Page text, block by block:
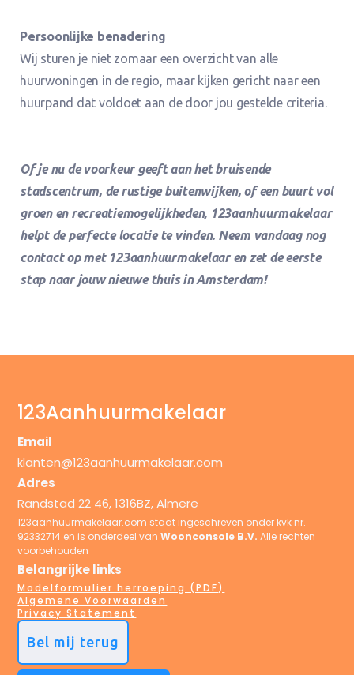
Persoonlijke benadering
Wij sturen je niet zomaar een overzicht van alle
huurwoningen in de regio, maar kijken gericht naar een
huurpand dat voldoet aan de door jou gestelde criteria.
Of je nu de voorkeur geeft aan het bruisende
stadscentrum, de rustige buitenwijken, of een buurt vol
groen en recreatiemogelijkheden, 123aanhuurmakelaar
helpt de perfecte locatie te vinden. Neem vandaag nog
contact op met 123aanhuurmakelaar en zet de eerste
stap naar jouw nieuwe thuis in Amsterdam!
123Aanhuurmakelaar
Email
klanten@123aanhuurmakelaar.com
Adres
Randstad 22 46, 1316BZ, Almere
123aanhuurmakelaar.com staat ingeschreven onder kvk nr.
92332714 en is onderdeel vanWoonconsole B.V. Alle rechten
voorbehouden
Belangrijke links
Modelformulier herroeping (PDF)
Algemene Voorwaarden
Privacy Statement
Bel mij terug